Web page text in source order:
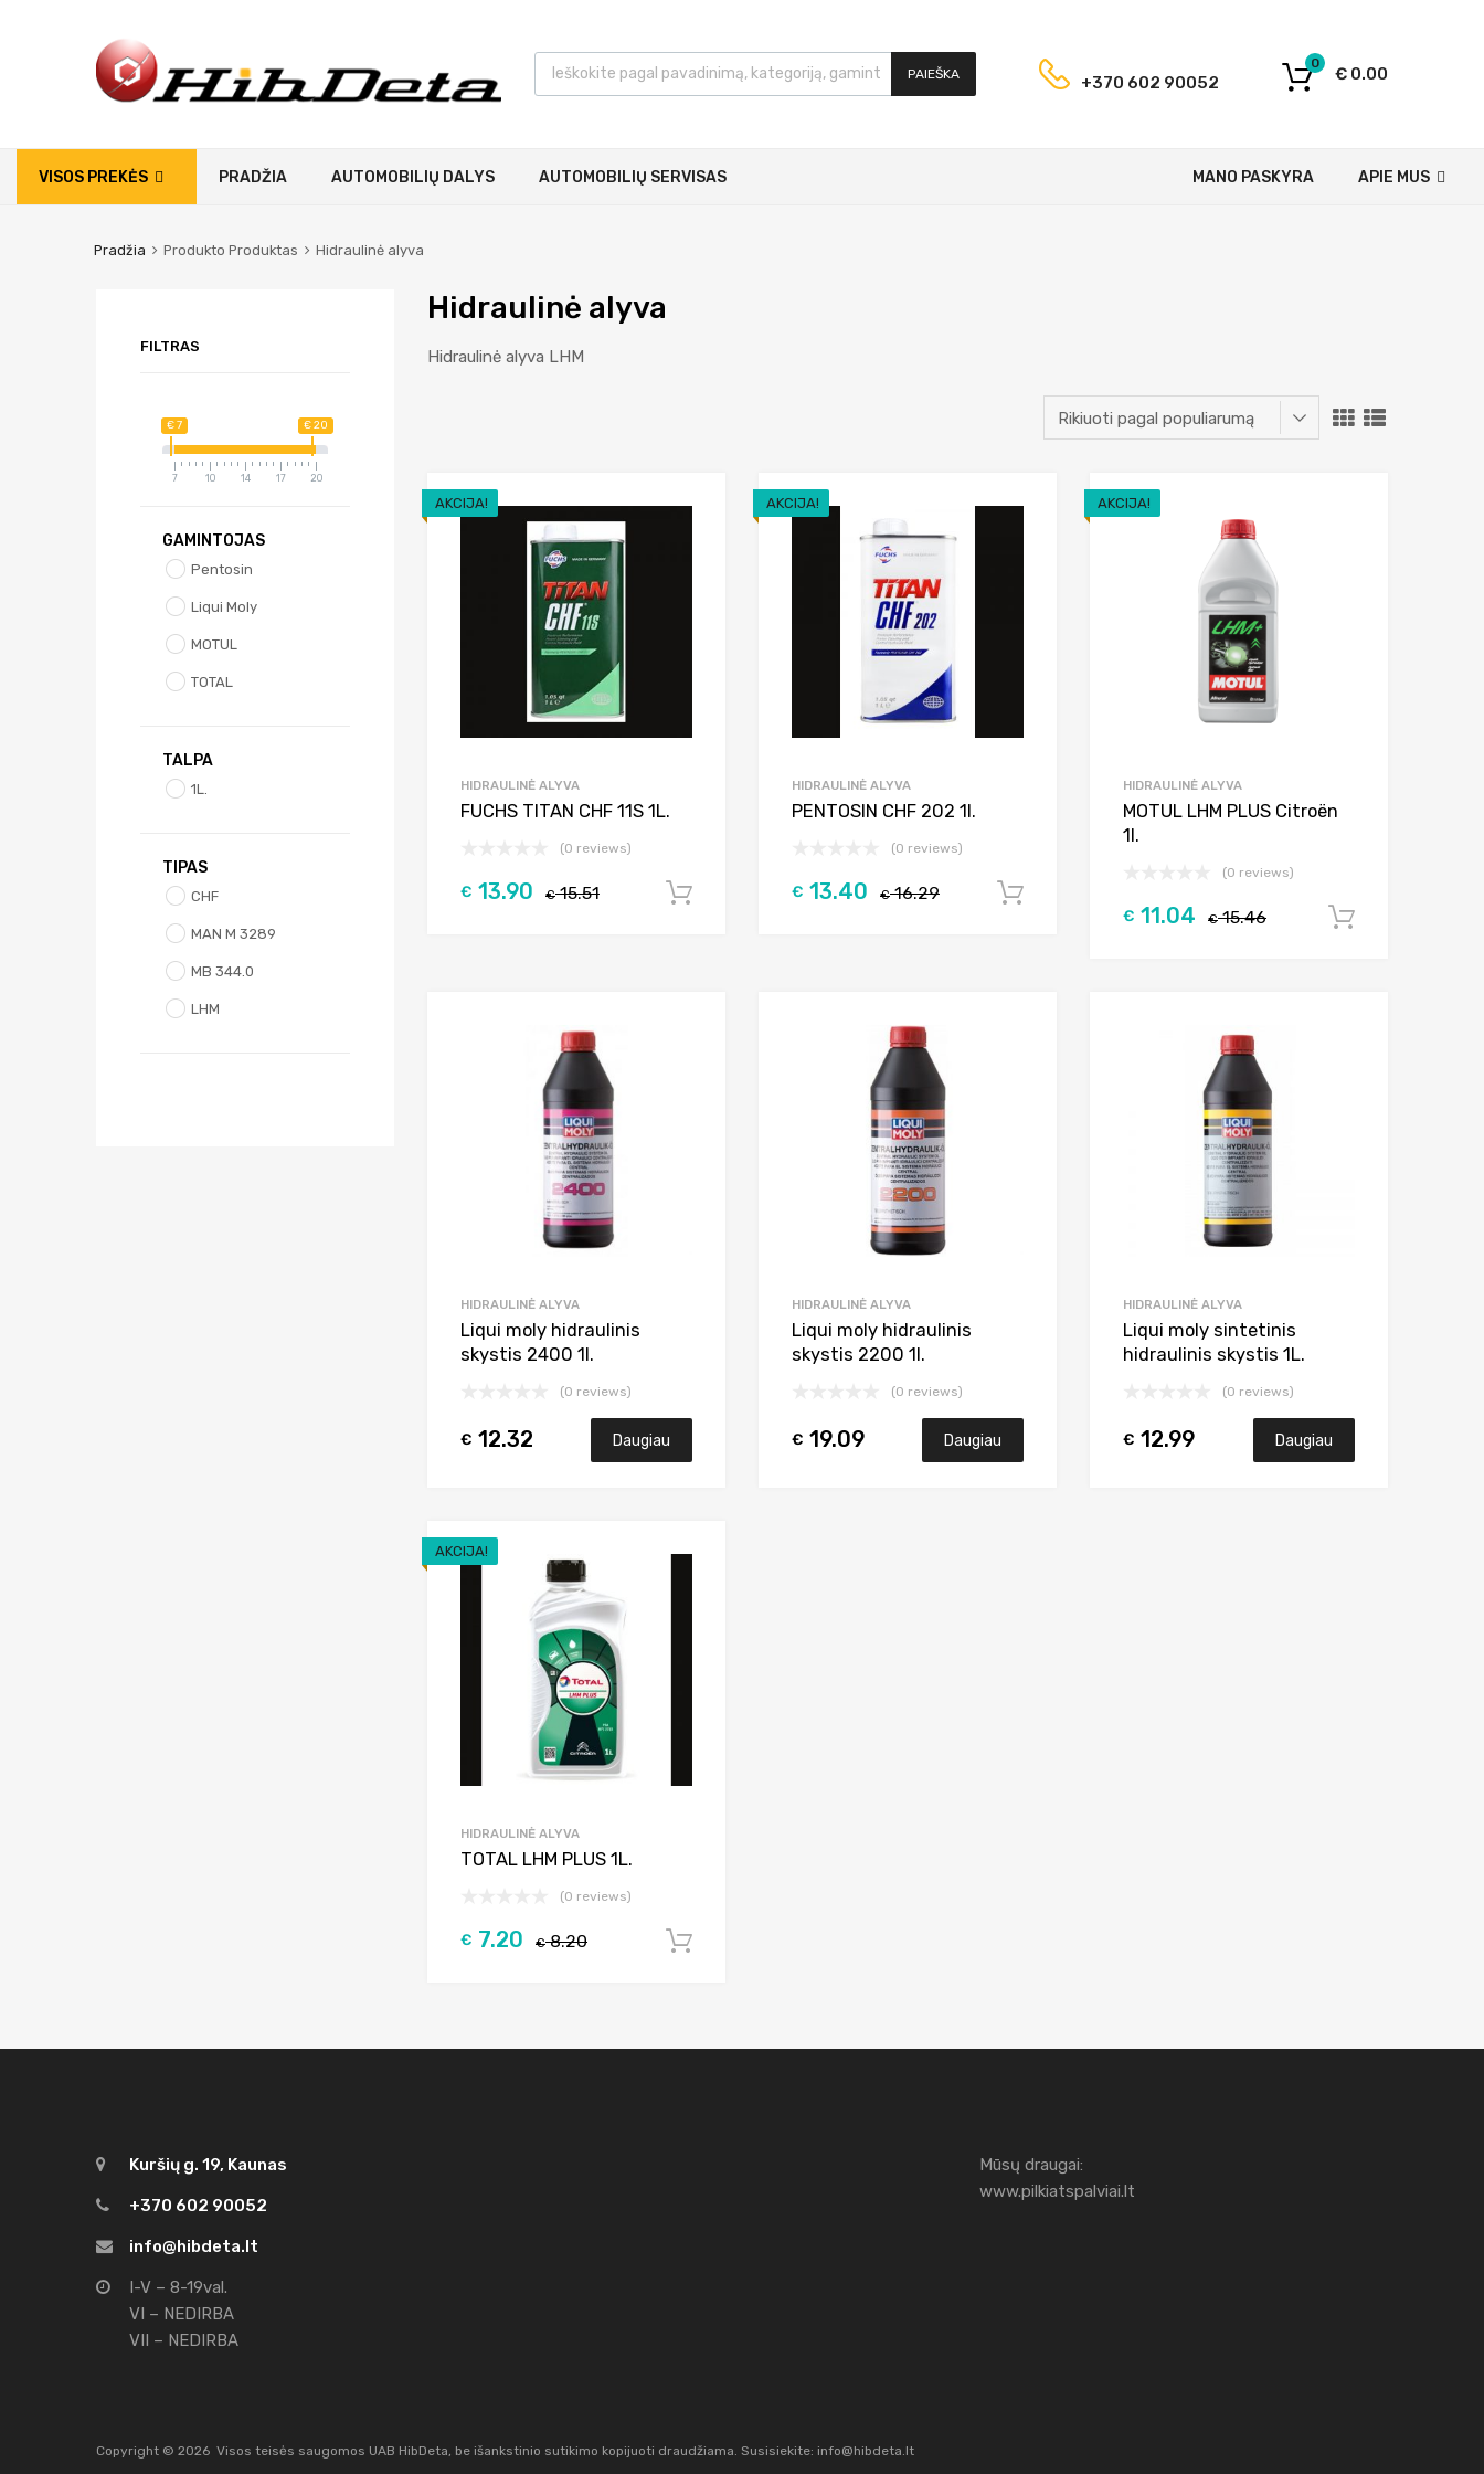
PAIEŠKA +370 602 90052 € 0.00
0
VISOS PREKĖS PRADŽIA AUTOMOBILIŲ DALYS AUTOMOBILIŲ SERVISAS APIE MUS
MANO PASKYRA
Pradžia Produkto Produktas Hidraulinė alyva
Hidraulinė alyva
Hidraulinė alyva LHM
AKCIJA!
Add to Wishlist
HIDRAULINĖ ALYVA
FUCHS TITAN CHF 11S 1L.
(0 reviews)
€15.51
€ 13.90 Į krepšelį
AKCIJA!
Add to Wishlist
HIDRAULINĖ ALYVA
PENTOSIN CHF 202 1l.
(0 reviews)
€16.29
€ 13.40
AKCIJA!
HIDRAULINĖ ALYVA
MOTUL LHM PLUS Citroën
1l.
(0 reviews)
€15.46
€ 11.04
HIDRAULINĖ ALYVA
Liqui moly hidraulinis
skystis 2400 1l.
(0 reviews)
€ 12.32 Daugiau
HIDRAULINĖ ALYVA
Liqui moly hidraulinis
skystis 2200 1l.
(0 reviews)
€ 19.09 Daugiau
HIDRAULINĖ ALYVA
Liqui moly sintetinis
hidraulinis skystis 1L.
(0 reviews)
€ 12.99 Daugiau
AKCIJA!
HIDRAULINĖ ALYVA
TOTAL LHM PLUS 1L.
(0 reviews)
€8.20
€ 7.20
FILTRAS
€ 7 € 20
7 10 14 17 20
GAMINTOJAS
Pentosin
Liqui Moly
MOTUL
TOTAL
TALPA
1L.
TIPAS
CHF
MAN M 3289
MB 344.0
LHM
Kuršių g. 19, Kaunas
+370 602 90052
info@hibdeta.lt
I-V – 8-19val.
VI – NEDIRBA
VII – NEDIRBA
Mūsų draugai:
www.pilkiatspalviai.lt
Copyright © 2026 Visos teisės saugomos UAB HibDeta, be išankstinio sutikimo kopijuoti draudžiama. Susisiekite: info@hibdeta.lt